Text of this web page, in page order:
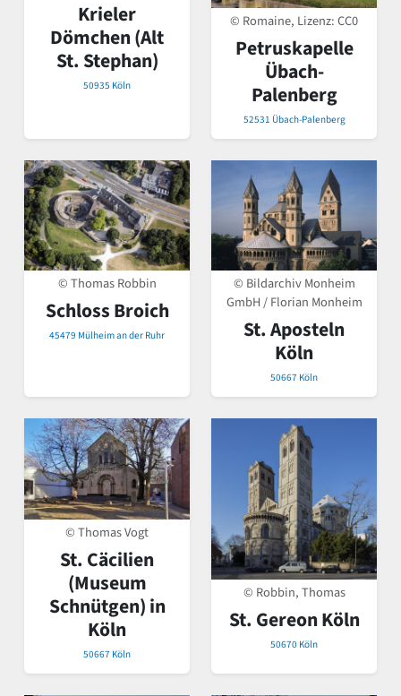
Krieler
Dömchen (Alt
St. Stephan)
50935 Köln
© Romaine, Lizenz:CC0
Petruskapelle
Übach-
Palenberg
52531 Übach-Palenberg
© Thomas Robbin
Schloss Broich
45479 Mülheim an der Ruhr
© Bildarchiv Monheim
GmbH / Florian Monheim
St. Aposteln
Köln
50667 Köln
© Thomas Vogt
St. Cäcilien
(Museum
Schnütgen) in
Köln
50667 Köln
© Robbin, Thomas
St. Gereon Köln
50670 Köln